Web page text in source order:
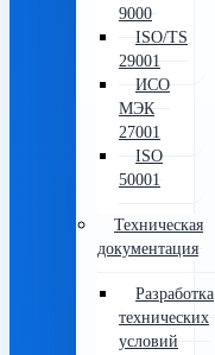
9000
ISO/TS
29001
ИСО
МЭК
27001
ISO
50001
Техническая
документация
Разработка
технических
условий